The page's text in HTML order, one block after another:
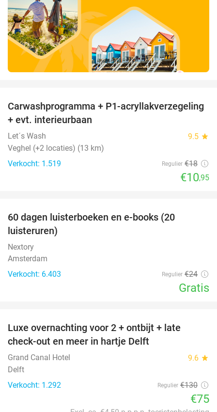
39%
Carwashprogramma + P1-acryllakverzegeling
+ evt. interieurbaan
Let´s Wash 9.5 star
Veghel (+2 locaties) (13 km)
Verkocht: 1.519
Regulier €18
€10,95
60 dagen luisterboeken en e-books (20
luisteruren)
Nextory
Amsterdam
Verkocht: 6.403
Regulier €24
Gratis
Luxe overnachting voor 2 + ontbijt + late
check-out en meer in hartje Delft
Grand Canal Hotel 9.6 star
Delft
Verkocht: 1.292
Regulier €130
€75